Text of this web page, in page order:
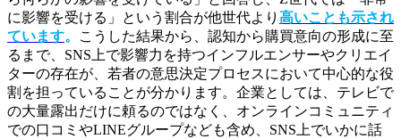
に影響を受ける」という割合が他世代より 高いことも示され
ています。
こうした結果から、認知から購買意向の形成に至
るまで、SNS上で影響力を持つインフルエンサーやクリエイ
ターの存在が、若者の意思決定プロセスにおいて中心的な役
割を担っていることが分かります。企業としては、テレビで
の大量露出だけに頼るのではなく、オンラインコミュニティ
での口コミやLINEグループなども含め、SNS上でいかに話